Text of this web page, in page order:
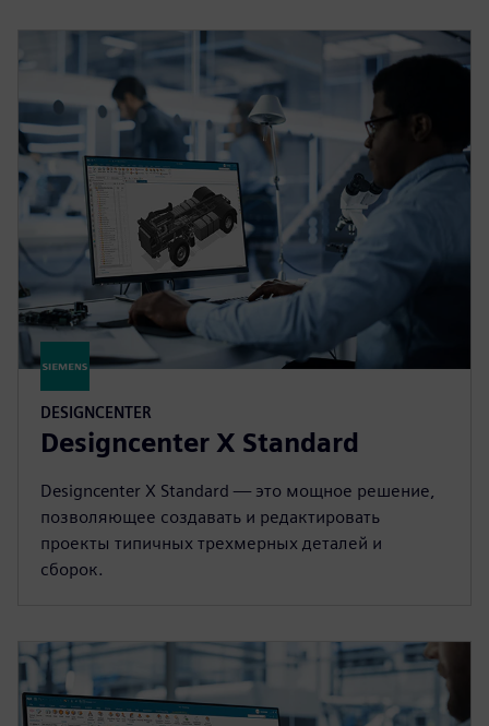
DESIGNCENTER
Designcenter X Standard
Designcenter X Standard — это мощное решение,
позволяющее создавать и редактировать
проекты типичных трехмерных деталей и
сборок.